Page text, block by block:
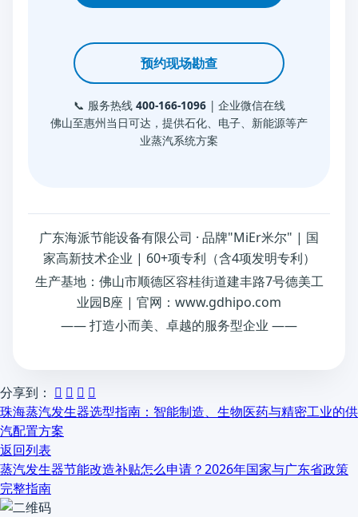
预约现场勘查
📞 服务热线 400-166-1096| 企业微信在线
佛山至惠州当日可达，提供石化、电子、新能源等产
业蒸汽系统方案
广东海派节能设备有限公司 · 品牌"MiEr米尔" | 国
家高新技术企业 | 60+项专利（含4项发明专利）
生产基地：佛山市顺德区容桂街道建丰路7号德美工
业园B座 | 官网：www.gdhipo.com
—— 打造小而美、卓越的服务型企业 ——
分享到：    
珠海蒸汽发生器选型指南：智能制造、生物医药与精密工业的供
汽配置方案
返回列表
蒸汽发生器节能改造补贴怎么申请？2026年国家与广东省政策
完整指南